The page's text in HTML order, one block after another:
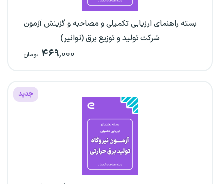
بسته راهنمای ارزیابی تکمیلی و مصاحبه و گزینش آزمون
شرکت تولید و توزیع برق (توانیر)
۴۶۹,۰۰۰ تومان
جدید